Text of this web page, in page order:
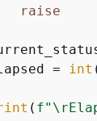
raise
=
int
(